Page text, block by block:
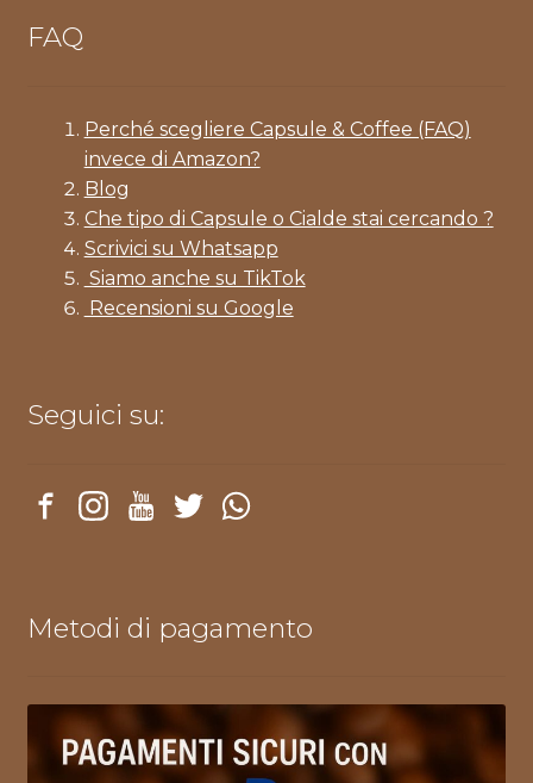
FAQ
Perché scegliere Capsule & Coffee (FAQ)
invece di Amazon?
Blog
Che tipo di Capsule o Cialde stai cercando ?
Scrivici su Whatsapp
Siamo anche su TikTok
Recensioni su Google
Seguici su:
Metodi di pagamento